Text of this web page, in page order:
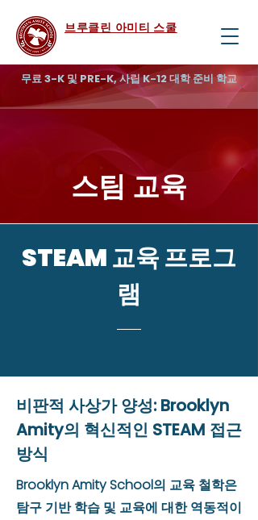
브루클린 아미티 스쿨
무료 3-K 및 PRE-K, 사립 K-12 대학 준비 학교
스팀 교육
STEAM 교육 프로그
램
비판적 사상가 양성: Brooklyn
Amity의 혁신적인 STEAM 접근
방식
Brooklyn Amity School의 교육 철학은
탐구 기반 학습 및 교육에 대한 역동적이